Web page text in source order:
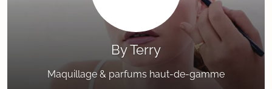
By Terry
Maquillage & parfums haut-de-gamme